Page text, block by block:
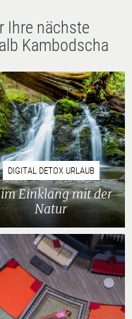
Ihre nächste
Kambodscha
DIGITAL DETOX URLAUB
im Einklang mit der
Natur